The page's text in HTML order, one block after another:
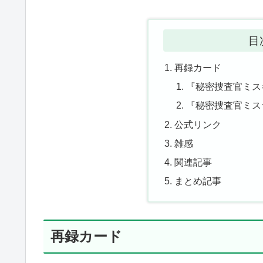
目
再録カード
『秘密捜査官ミ
『秘密捜査官ミ
公式リンク
雑感
関連記事
まとめ記事
再録カード